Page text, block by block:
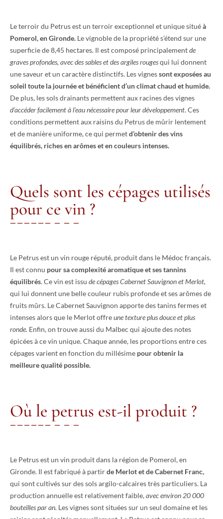
Le terroir du Petrus est un terroir exceptionnel et unique situéà
Pomerol, en Gironde. Le vignoble de la propriété s’étend sur une
superficie de 8,45 hectares. Il est composé principalementde
graves profondes, avec des sables et des argiles rougesqui lui donnent
une saveur et un caractère distinctifs. Les vignessont exposées au
soleil toute la journée et bénéficient d’un climat chaud et humide.
De plus, les sols drainants permettent aux racines des vignes
d’accéder facilement à l’eau nécessaire pour leur développement. Ces
conditions permettent aux raisins du Petrus de mûrir lentement
et de manière uniforme, ce qui permetd’obtenir des vins
équilibrés, riches en arômes et en couleurs intenses.
Quels sont les cépages utilisés
pour ce vin ?
Le Petrus est un vin rouge réputé, produit dans le Médoc français.
Il est connu pour sa complexité aromatique et ses tannins
équilibrés. Ce vin est issu de cépages Cabernet Sauvignon et Merlot,
qui lui donnent une belle couleur rubis profonde et ses arômes de
fruits mûrs. Le Cabernet Sauvignon apporte des tanins fermes et
intenses alors que le Merlot offreune texture plus douce et plus
ronde. Enfin, on trouve aussi du Malbec qui ajoute des notes
épicées à ce vin unique. Chaque année, les proportions entre ces
cépages varient en fonction du millésime pour obtenir la
meilleure qualité possible.
Où le petrus est-il produit ?
Le Petrus est un vin produit dans la région de Pomerol, en
Gironde. Il est fabriqué à partirde Merlot et de Cabernet Franc,
qui sont cultivés sur des sols argilo-calcaires très particuliers. La
production annuelle est relativement faible,avec environ 20 000
bouteilles par an. Les vignes sont situées sur un seul domaine et les